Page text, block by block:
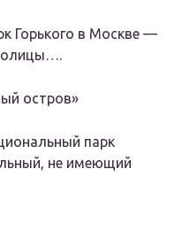
Горького в Москве —
остров»
парк
не имеющий